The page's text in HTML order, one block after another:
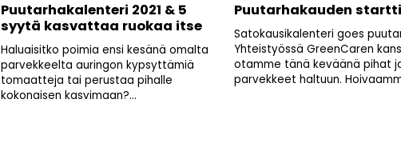
Puutarhakalenteri 2021 & 5
syytä kasvattaa ruokaa itse
Haluaisitko poimia ensi kesänä omalta
parvekkeelta auringon kypsyttämiä
tomaatteja tai perustaa pihalle
kokonaisen kasvimaan?...
Puutarhakauden startti
Satokausikalenteri goes
Yhteistyössä GreenCaren
otamme tänä keväänä pihat
parvekkeet haltuun.